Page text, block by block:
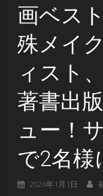
画ベス
殊メイ
ィスト
著書出
ュー！
で2名様
2026年1月1日